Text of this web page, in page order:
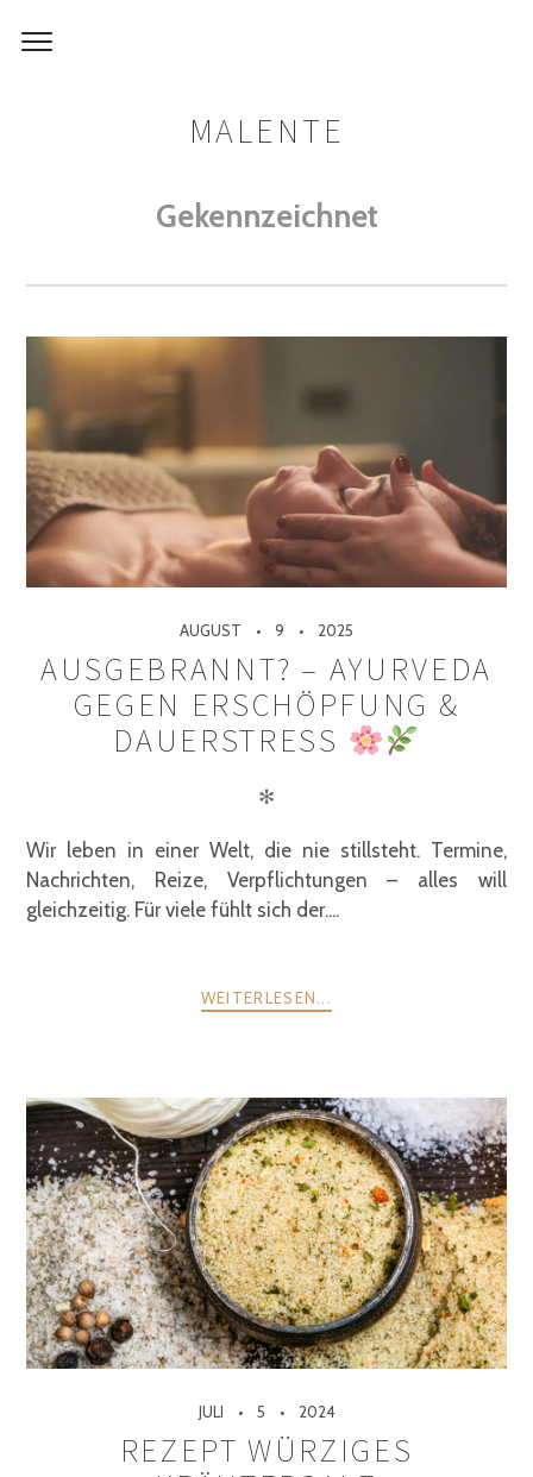
MALENTE
Gekennzeichnet
AUGUST 9 2025
AUSGEBRANNT? – AYURVEDA
GEGEN ERSCHÖPFUNG &
DAUERSTRESS
✻
Wir leben in einer Welt, die nie stillsteht. Termine,
Nachrichten, Reize, Verpflichtungen – alles will
gleichzeitig. Für viele fühlt sich der....
WEITERLESEN...
JULI 5 2024
REZEPT WÜRZIGES